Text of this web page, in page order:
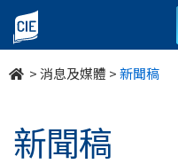
undefined
>消息及媒體 >新聞稿
新聞稿